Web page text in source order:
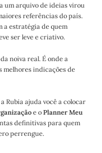
um arquivo de ideias virou
referências do país.
a estratégia de quem
ser leve e criativo.
noiva real. É onde a
indicações de
Rubia ajuda você a colocar
e oPlanner Meu
definitivas para quem
perrengue.